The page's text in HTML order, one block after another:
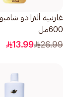
غارنييه ألترا دو
600مل
26.99
13.99